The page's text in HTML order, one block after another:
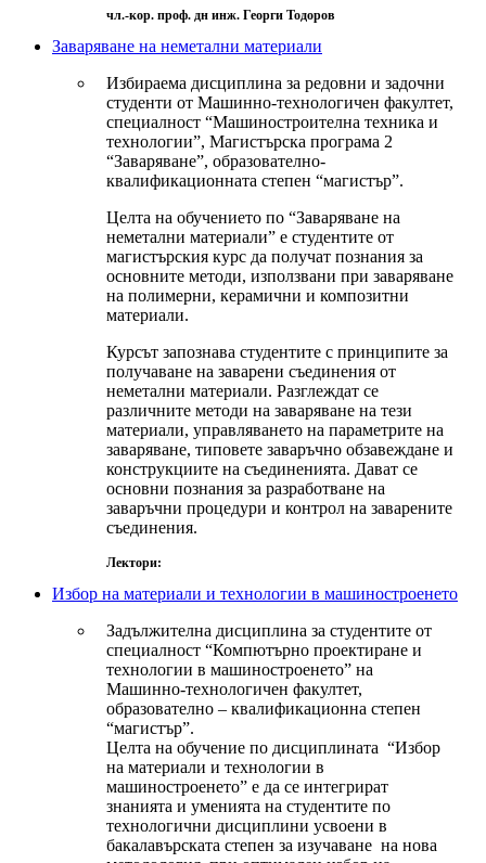
чл.-кор. проф. дн инж. Георги Тодоров
Заваряване на неметални материали
Избираема дисциплина за редовни и задочни
студенти от Машинно-технологичен факултет,
специалност “Машиностроителна техника и
технологии”, Магистърска програма 2
“Заваряване”, образователно-
квалификационната степен “магистър”.
Целта на обучението по “Заваряване на
неметални материали” е студентите от
магистърския курс да получат познания за
основните методи, използвани при заваряване
на полимерни, керамични и композитни
материали.
Курсът запознава студентите с принципите за
получаване на заварени съединения от
неметални материали. Разглеждат се
различните методи на заваряване на тези
материали, управляването на параметрите на
заваряване, типовете заваръчно обзавеждане и
конструкциите на съединенията. Дават се
основни познания за разработване на
заваръчни процедури и контрол на заварените
съединения.
Лектори:
Избор на материали и технологии в машиностроенето
Задължителна дисциплина за студентите от
специалност “Компютърно проектиране и
технологии в машиностроенето” на
Машинно-технологичен факултет,
образователно – квалификационна степен
“магистър”.
Целта на обучение по дисциплината “Избор
на материали и технологии в
машиностроенето” е да се интегрират
знанията и уменията на студентите по
технологични дисциплини усвоени в
бакалавърската степен за изучаване на нова